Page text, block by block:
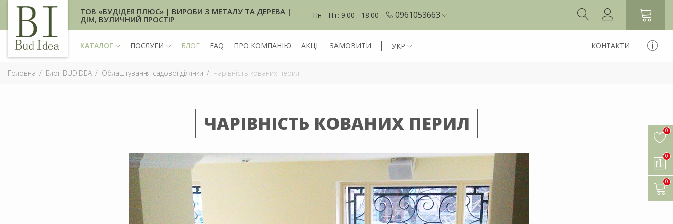
ТОВ «БУДІДЕЯ ПЛЮС» | ВИРОБИ З МЕТАЛУ ТА ДЕРЕВА |
ДІМ, ВУЛИЧНИЙ ПРОСТІР
Пн - Пт: 9:00 - 18:00 0961053663
КАТАЛОГ ПОСЛУГИ БЛОГ FAQ ПРО КОМПАНІЮ АКЦІЇ ЗАМОВИТИ УКР КОНТАКТИ
Головна Блог BUDIDEA Облаштування садової ділянки Чарівність кованих перил
ЧАРІВНІСТЬ КОВАНИХ ПЕРИЛ 0
0
0